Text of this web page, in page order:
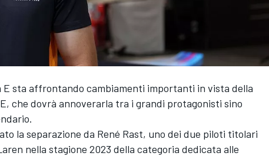
E sta affrontando cambiamenti importanti in vista della
che dovrà annoverarla tra i grandi protagonisti sino
la separazione da René Rast, uno dei due piloti titolari
nella stagione 2023 della categoria dedicata alle